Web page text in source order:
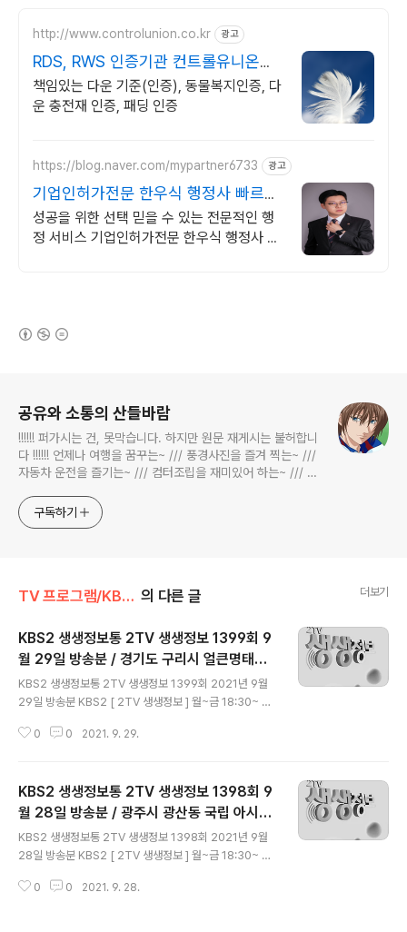
http://www.controlunion.co.kr 광고
RDS, RWS 인증기관 컨트롤유니온코
리아
책임있는 다운 기준(인증), 동물복지인증, 다
운 충전재 인증, 패딩 인증
https://blog.naver.com/mypartner6733 광고
기업인허가전문 한우식 행정사 빠르고
전문적인 행정서비스
성공을 위한 선택 믿을 수 있는 전문적인 행
정 서비스 기업인허가전문 한우식 행정사 전
공유와 소통의 산들바람
!!!!!! 퍼가시는 건, 못막습니다. 하지만 원문 재게시는 불허합니
다 !!!!!! 언제나 여행을 꿈꾸는~ /// 풍경사진을 즐겨 찍는~ ///
자동차 운전을 즐기는~ /// 컴터조립을 재미있어 하는~ /// 고
식하는 미드가 있는~ /// 사회적 이슈에 발언하는~ 不老巨
구독하기
TV 프로그램/KBS 2TV 생생정보통 의 다른 글 더보기
KBS2 생생정보통 2TV 생생정보 1399회 9
월 29일 방송분 / 경기도 구리시 얼큰명태알
전골 상우씨 알탕, 서울시 종로구 명륜동 무쇠
화로갈비 마로화적, 전남 순천시 순천만국가
KBS2 생생정보통 2TV 생생정보 1399회 2021년 9월
29일 방송분 KBS2 [ 2TV 생생정보 ] 월~금 18:30~ 방
= (pc) bit.ly/37e3BnS 생생현장 - 구미가 당기는 가을
☎ 031-562-2323 백 년 단골의 추천 맛집 - 무쇠 화로
갈비 서울특별시 종로구 성균관로16길 5 (지번) 서울시 종
로구 명륜1가 31-7 ☎ 02-763-0315 * 영업시간 : 월,
수,목,금,토,일 11:00 ~ 22:30 / 휴무 : 매주 화요일 - 홈페
0 0 2021. 9. 29.
KBS2 생생정보통 2TV 생생정보 1398회 9
월 28일 방송분 / 광주시 광산동 국립 아시아
문화전당, 경기도 고양시 아귀찜 삼계탕 들깨
칼국수 원당아구찜, 경기도 양평군 산야초 오
리 백숙 토박이
KBS2 생생정보통 2TV 생생정보 1398회 2021년 9월
28일 방송분 KBS2 [ 2TV 생생정보 ] 월~금 18:30~ 방
= (pc) bit.ly/37e3BnS 생생현장 - MZ세대 인기! 미디
0 0 2021. 9. 28.